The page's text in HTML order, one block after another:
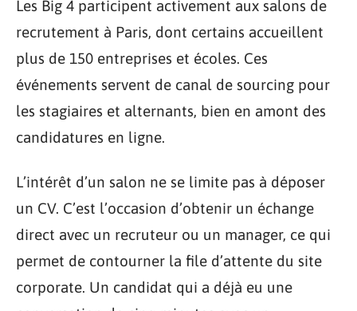
Les Big 4 participent activement aux salons de
recrutement à Paris, dont certains accueillent
plus de 150 entreprises et écoles. Ces
événements servent de canal de sourcing pour
les stagiaires et alternants, bien en amont des
candidatures en ligne.
L’intérêt d’un salon ne se limite pas à déposer
un CV. C’est l’occasion d’obtenir un échange
direct avec un recruteur ou un manager, ce qui
permet de contourner la file d’attente du site
corporate. Un candidat qui a déjà eu une